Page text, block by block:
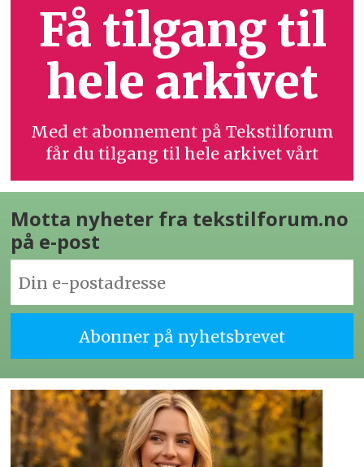
Få tilgang til
hele arkivet
Med et abonnement på Tekstilforum
får du tilgang til hele arkivet vårt
Motta nyheter fra tekstilforum.no
på e-post